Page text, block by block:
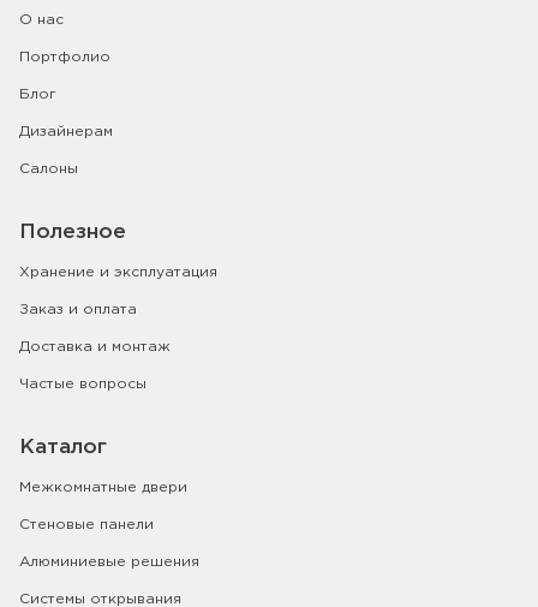
О нас
Портфолио
Блог
Дизайнерам
Салоны
Полезное
Хранение и эксплуатация
Заказ и оплата
Доставка и монтаж
Частые вопросы
Каталог
Межкомнатные двери
Стеновые панели
Алюминиевые решения
Системы открывания